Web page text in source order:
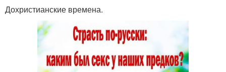
Дохристианские времена.